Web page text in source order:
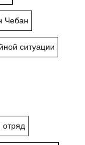
Чебан
ситуации
отряд